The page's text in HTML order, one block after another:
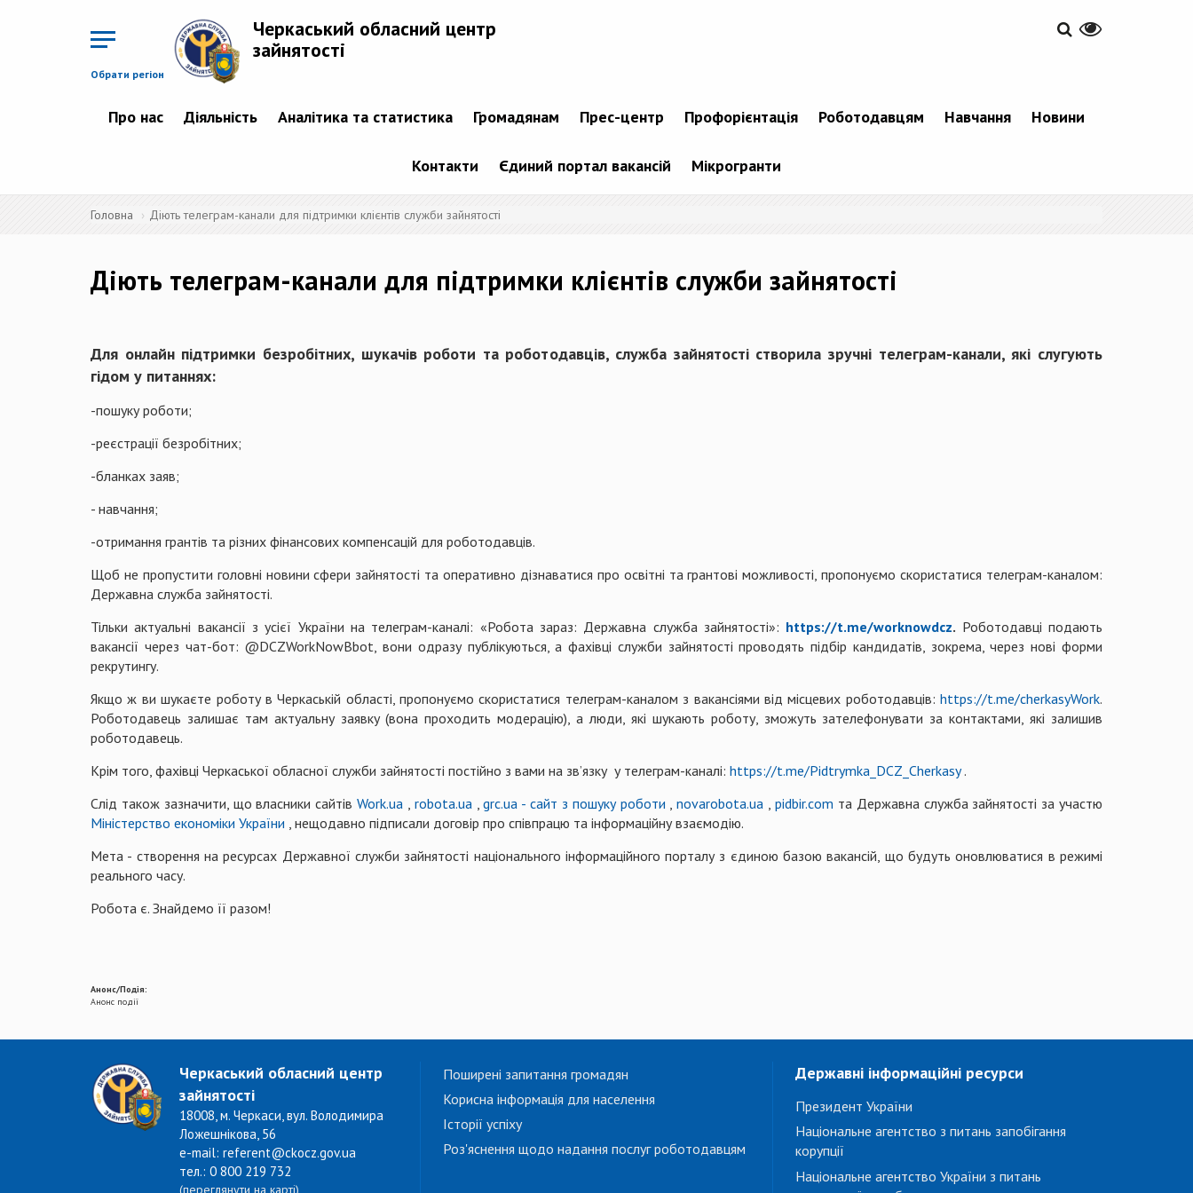
Обрати регіон
Черкаський обласний центр
зайнятості
Про нас Діяльність Аналітика та статистика Громадянам Прес-центр Профорієнтація Роботодавцям Навчання Новини
Контакти Єдиний портал вакансій Мікрогранти
Головна Діють телеграм-канали для підтримки клієнтів служби зайнятості
Діють телеграм-канали для підтримки клієнтів служби зайнятості
Для онлайн підтримки безробітних, шукачів роботи та роботодавців, служба зайнятості створила зручні телеграм-канали, які слугують
гідом у питаннях:
-пошуку роботи;
-реєстрації безробітних;
-бланках заяв;
- навчання;
-отримання грантів та різних фінансових компенсацій для роботодавців.
Щоб не пропустити головні новини сфери зайнятості та оперативно дізнаватися про освітні та грантові можливості, пропонуємо скористатися телеграм-каналом:
Державна служба зайнятості.
Тільки актуальні вакансії з усієї України на телеграм-каналі: «Робота зараз: Державна служба зайнятості»: https://t.me/worknowdcz. Роботодавці подають
вакансії через чат-бот: @DCZWorkNowBbot, вони одразу публікуються, а фахівці служби зайнятості проводять підбір кандидатів, зокрема, через нові форми
рекрутингу.
Якщо ж ви шукаєте роботу в Черкаській області, пропонуємо скористатися телеграм-каналом з вакансіями від місцевих роботодавців: https://t.me/cherkasyWork.
Роботодавець залишає там актуальну заявку (вона проходить модерацію), а люди, які шукають роботу, зможуть зателефонувати за контактами, які залишив
роботодавець.
Крім того, фахівці Черкаської обласної служби зайнятості постійно з вами на зв’язку у телеграм-каналі: https://t.me/Pidtrymka_DCZ_Cherkasy.
Слід також зазначити, що власники сайтівWork.ua robota.ua ,grc.ua - сайт з пошуку роботи ,novarobota.ua pidbir.com та Державна служба зайнятості за участю
Міністерство економіки України , нещодавно підписали договір про співпрацю та інформаційну взаємодію.
Мета - створення на ресурсах Державної служби зайнятості національного інформаційного порталу з єдиною базою вакансій, що будуть оновлюватися в режимі
реального часу.
Робота є. Знайдемо її разом!
Анонс/Подія:
Анонс події
Черкаський обласний центр
зайнятості
18008, м. Черкаси, вул. Володимира
Ложешнікова, 56
e-mail: referent@ckocz.gov.ua
тел.: 0 800 219 732
(переглянути на карті)
Поширені запитання громадян
Корисна інформація для населення
Історії успіху
Роз'яснення щодо надання послуг роботодавцям
Державні інформаційні ресурси
Президент України
Національне агентство з питань запобігання
корупції
Національне агентство України з питань